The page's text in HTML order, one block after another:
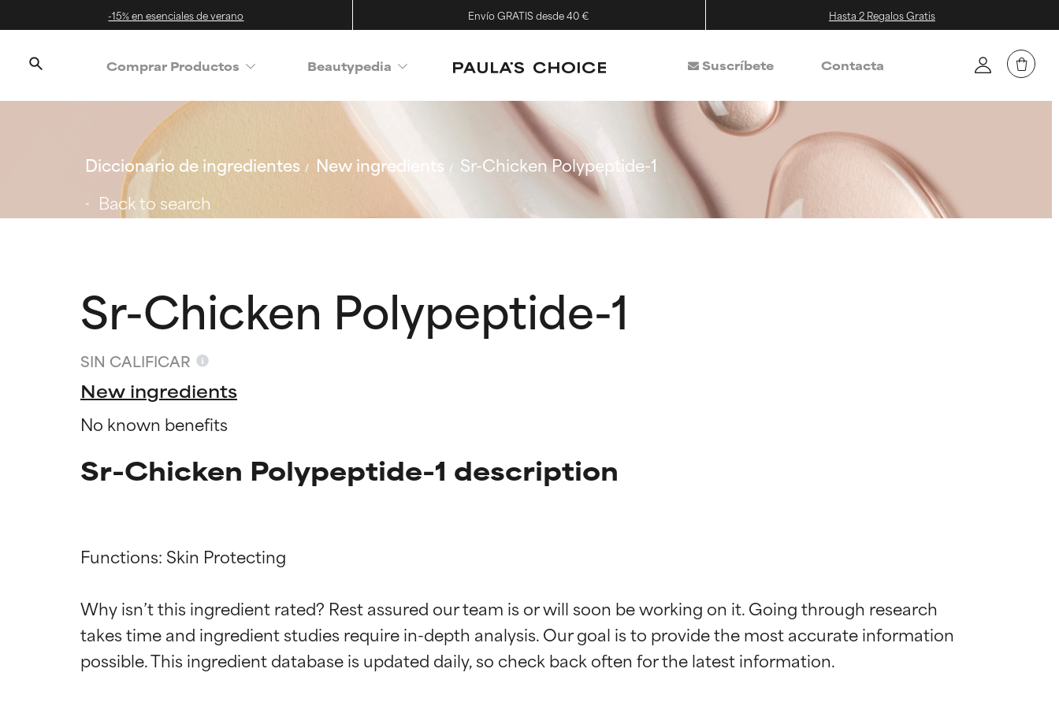
-15% en esenciales de verano Envío GRATIS desde 40 € Hasta 2 Regalos Gratis
Comprar Productos Beautypedia Suscríbete Contacta
Diccionario de ingredientes New ingredients
Sr-Chicken Polypeptide-1
Back to search
Sr-Chicken Polypeptide-1
SIN CALIFICAR
New ingredients
No known benefits
Sr-Chicken Polypeptide-1 description
Functions: Skin Protecting
Why isn’t this ingredient rated? Rest assured our team is or will soon be working on it. Going through research
takes time and ingredient studies require in-depth analysis. Our goal is to provide the most accurate information
Calificaciones de ingredientes
EXCELENTE
Calificaciones de ingredientes
EXCELENTE